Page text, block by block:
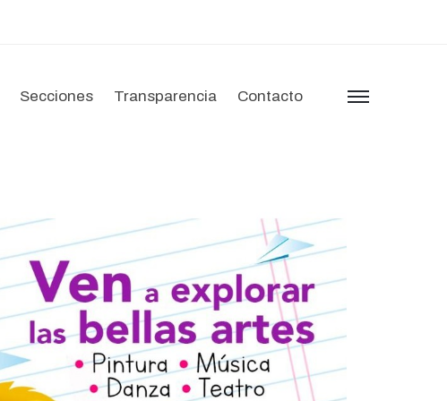
Secciones Transparencia Contacto
menu